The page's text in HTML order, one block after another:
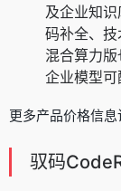
及企业知
码补全、技
混合算力
企业模型可
更多产品价格信息
驭码